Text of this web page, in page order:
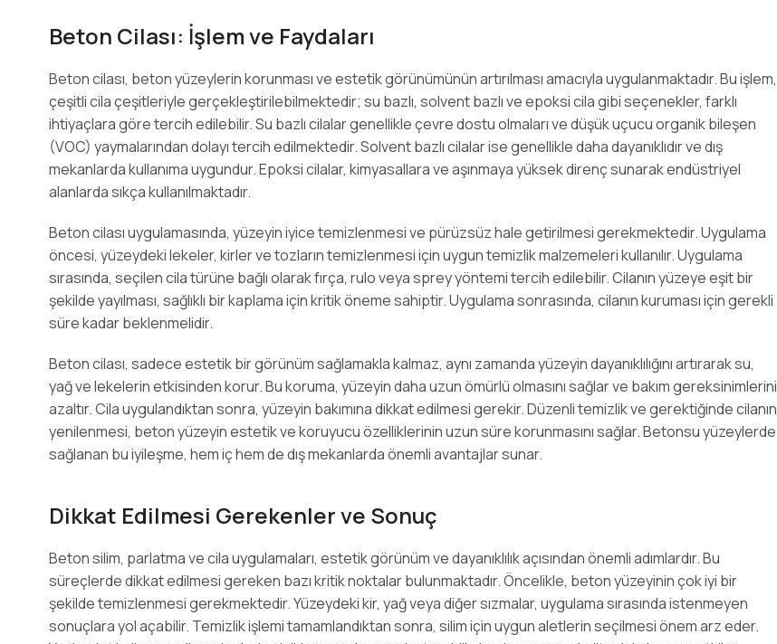
Beton Cilası: İşlem ve Faydaları
Beton cilası, beton yüzeylerin korunması ve estetik görünümünün artırılması amacıyla uygulanmaktadır. Bu işlem,
çeşitli cila çeşitleriyle gerçekleştirilebilmektedir; su bazlı, solvent bazlı ve epoksi cila gibi seçenekler, farklı
ihtiyaçlara göre tercih edilebilir. Su bazlı cilalar genellikle çevre dostu olmaları ve düşük uçucu organik bileşen
(VOC) yaymalarından dolayı tercih edilmektedir. Solvent bazlı cilalar ise genellikle daha dayanıklıdır ve dış
mekanlarda kullanıma uygundur. Epoksi cilalar, kimyasallara ve aşınmaya yüksek direnç sunarak endüstriyel
alanlarda sıkça kullanılmaktadır.
Beton cilası uygulamasında, yüzeyin iyice temizlenmesi ve pürüzsüz hale getirilmesi gerekmektedir. Uygulama
öncesi, yüzeydeki lekeler, kirler ve tozların temizlenmesi için uygun temizlik malzemeleri kullanılır. Uygulama
sırasında, seçilen cila türüne bağlı olarak fırça, rulo veya sprey yöntemi tercih edilebilir. Cilanın yüzeye eşit bir
şekilde yayılması, sağlıklı bir kaplama için kritik öneme sahiptir. Uygulama sonrasında, cilanın kuruması için gerekli
süre kadar beklenmelidir.
Beton cilası, sadece estetik bir görünüm sağlamakla kalmaz, aynı zamanda yüzeyin dayanıklılığını artırarak su,
yağ ve lekelerin etkisinden korur. Bu koruma, yüzeyin daha uzun ömürlü olmasını sağlar ve bakım gereksinimlerini
azaltır. Cila uygulandıktan sonra, yüzeyin bakımına dikkat edilmesi gerekir. Düzenli temizlik ve gerektiğinde cilanın
yenilenmesi, beton yüzeyin estetik ve koruyucu özelliklerinin uzun süre korunmasını sağlar. Betonsu yüzeylerde
sağlanan bu iyileşme, hem iç hem de dış mekanlarda önemli avantajlar sunar.
Dikkat Edilmesi Gerekenler ve Sonuç
Beton silim, parlatma ve cila uygulamaları, estetik görünüm ve dayanıklılık açısından önemli adımlardır. Bu
süreçlerde dikkat edilmesi gereken bazı kritik noktalar bulunmaktadır. Öncelikle, beton yüzeyinin çok iyi bir
şekilde temizlenmesi gerekmektedir. Yüzeydeki kir, yağ veya diğer sızmalar, uygulama sırasında istenmeyen
sonuçlara yol açabilir. Temizlik işlemi tamamlandıktan sonra, silim için uygun aletlerin seçilmesi önem arz eder.